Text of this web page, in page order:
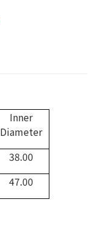
Inner
Diameter
38.00
47.00